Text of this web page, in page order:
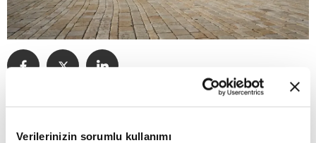
Verilerinizin sorumlu kullanımı
04:53 - 24.10.2025, Cuma